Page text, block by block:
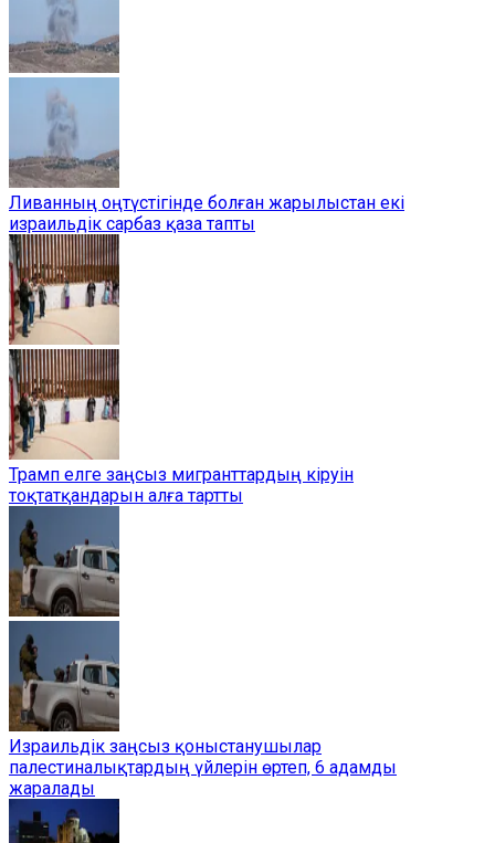
Ливанның оңтүстігінде болған жарылыстан екі
израильдік сарбаз қаза тапты
Трамп елге заңсыз мигранттардың кіруін
тоқтатқандарын алға тартты
Израильдік заңсыз қоныстанушылар
палестиналықтардың үйлерін өртеп, 6 адамды
жаралады